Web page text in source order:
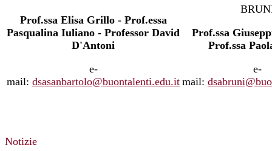
Prof.ssa Elisa Grillo - Prof.essa
Pasqualina Iuliano - Professor David
D'Antoni
e-
mail: dsasanbartolo@buontalenti.edu.it
Prof.ssa
Prof.ssa
e-
mail:
Notizie